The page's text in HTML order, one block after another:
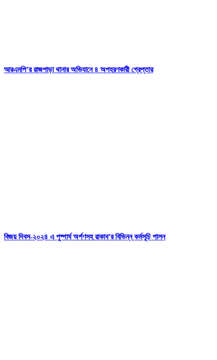
আরএমপি’র রাজপাড়া থানার অভিযানে ৪ অপহরণকারী গ্রেপ্তার
বিজয় দিবস-২০২৪ এ পুষ্পার্ঘ অর্পণসহ রাকাব’র বিভিন্ন কর্মসূচি পালন